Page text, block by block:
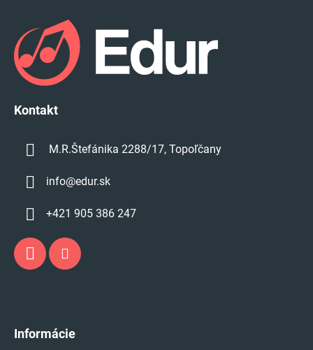
Kontakt
M.R.Štefánika 2288/17, Topoľčany
info@edur.sk
+421 905 386 247
Informácie